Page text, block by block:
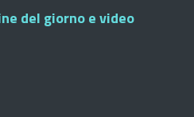
del giorno e video